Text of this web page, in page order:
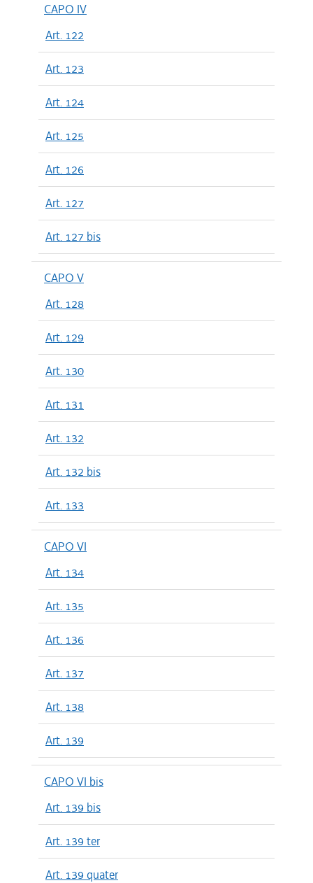
CAPO IV
Art. 122
Art. 123
Art. 124
Art. 125
Art. 126
Art. 127
Art. 127 bis
CAPO V
Art. 128
Art. 129
Art. 130
Art. 131
Art. 132
Art. 132 bis
Art. 133
CAPO VI
Art. 134
Art. 135
Art. 136
Art. 137
Art. 138
Art. 139
CAPO VI bis
Art. 139 bis
Art. 139 ter
Art. 139 quater